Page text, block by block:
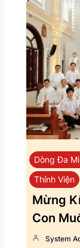
Dòng Đa
Thỉnh Viện
Mừng
Con
System